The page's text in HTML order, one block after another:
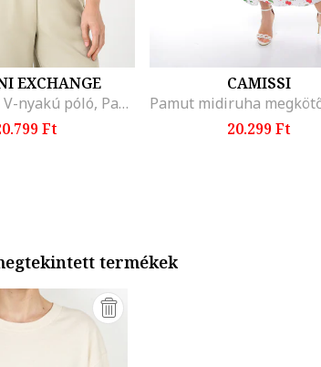
EXCHANGE
Szűk fazonú V-nyakú póló, Pasztellzöld
Ft
CAMISSI
20.299 Ft
termékek